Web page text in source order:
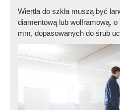
Wiertła do szkła muszą być
diamentową lub wolframową,
mm, dopasowanych do śrub